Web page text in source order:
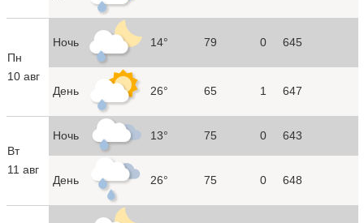
Пн
10 авг
Ночь 14° 79 0 645
День 26° 65 1 647
Вт
11 авг
Ночь 13° 75 0 643
День 26° 75 0 648